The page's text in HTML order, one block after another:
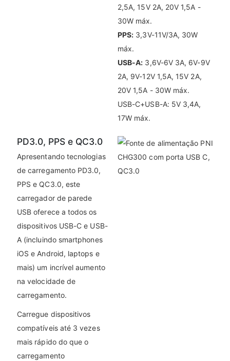
2,5A, 15V 2A, 20V 1,5A -
30W máx.
PPS: 3,3V-11V/3A, 30W
máx.
USB-A: 3,6V-6V 3A, 6V-9V
2A, 9V-12V 1,5A, 15V 2A,
20V 1,5A - 30W máx.
USB-C+USB-A: 5V 3,4A,
17W máx.
PD3.0, PPS e QC3.0
Apresentando tecnologias
de carregamento PD3.0,
PPS e QC3.0, este
carregador de parede
USB oferece a todos os
dispositivos USB-C e USB-
A (incluindo smartphones
iOS e Android, laptops e
mais) um incrível aumento
na velocidade de
carregamento.
Carregue dispositivos
compatíveis até 3 vezes
mais rápido do que o
carregamento